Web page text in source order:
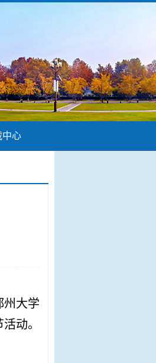
中心
州大学
动。